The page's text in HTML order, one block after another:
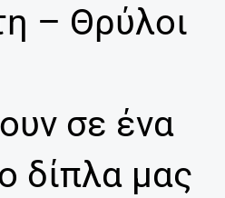
– Θρύλοι
σε ένα
δίπλα μας